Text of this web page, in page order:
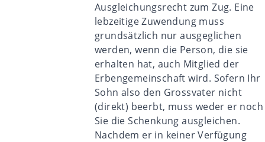
Ausgleichungsrecht zum Zug. Eine
lebzeitige Zuwendung muss
grundsätzlich nur ausgeglichen
werden, wenn die Person, die sie
erhalten hat, auch Mitglied der
Erbengemeinschaft wird. Sofern Ihr
Sohn also den Grossvater nicht
(direkt) beerbt, muss weder er noch
Sie die Schenkung ausgleichen.
Nachdem er in keiner Verfügung